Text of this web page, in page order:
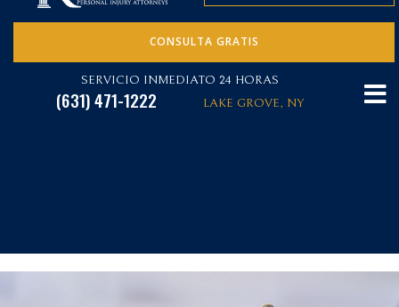
CONSULTA GRATIS
SERVICIO INMEDIATO 24 HORAS
(631) 471-1222 LAKE GROVE, NY